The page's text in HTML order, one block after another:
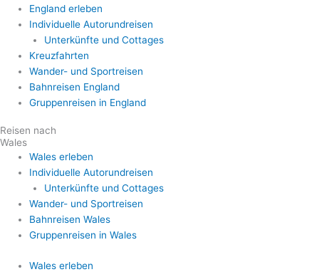
England erleben
Individuelle Autorundreisen
Unterkünfte und Cottages
Kreuzfahrten
Wander- und Sportreisen
Bahnreisen England
Gruppenreisen in England
Reisen nach
Wales
Wales erleben
Individuelle Autorundreisen
Unterkünfte und Cottages
Wander- und Sportreisen
Bahnreisen Wales
Gruppenreisen in Wales
Wales erleben